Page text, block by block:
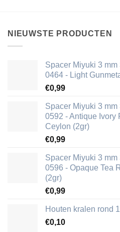
NIEUWSTE PRODUCTEN
Spacer Miyuki 3 mm
0464 - Light
€0,99
Spacer Miyuki 3 mm
0592 - Antique Ivory
Ceylon (2gr)
€0,99
Spacer Miyuki 3 mm
0596 - Opaque Tea
(2gr)
€0,99
Houten kralen rond
€0,10